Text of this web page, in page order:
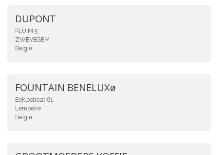
DUPONT
PLUIM 5
ZWEVEGEM
België
FOUNTAIN BENELUXø
Eeklostraat 81
Lembeke
België